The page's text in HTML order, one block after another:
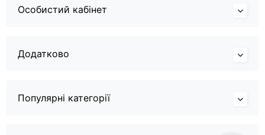
Особистий кабінет
Додатково
Популярні категорії